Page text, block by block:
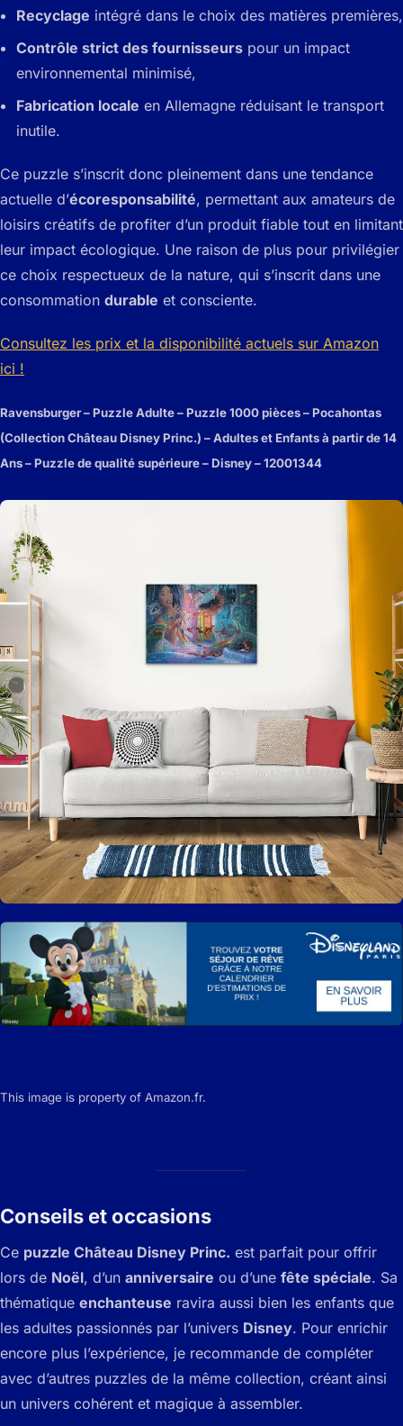
Recyclage intégré dans le choix des matières premières,
Contrôle strict des fournisseurs pour un impact
environnemental minimisé,
Fabrication locale en Allemagne réduisant le transport
inutile.
Ce puzzle s’inscrit donc pleinement dans une tendance
actuelle d’écoresponsabilité, permettant aux amateurs de
loisirs créatifs de profiter d’un produit fiable tout en limitant
leur impact écologique. Une raison de plus pour privilégier
ce choix respectueux de la nature, qui s’inscrit dans une
consommation durable et consciente.
Consultez les prix et la disponibilité actuels sur Amazon
ici !
Ravensburger – Puzzle Adulte – Puzzle 1000 pièces – Pocahontas
(Collection Château Disney Princ.) – Adultes et Enfants à partir de 14
Ans – Puzzle de qualité supérieure – Disney – 12001344
This image is property of Amazon.fr.
Conseils et occasions
Ce puzzle Château Disney Princ. est parfait pour offrir
lors de Noël, d’un anniversaire ou d’une fête spéciale. Sa
thématique enchanteuse ravira aussi bien les enfants que
les adultes passionnés par l’univers Disney. Pour enrichir
encore plus l’expérience, je recommande de compléter
avec d’autres puzzles de la même collection, créant ainsi
un univers cohérent et magique à assembler.